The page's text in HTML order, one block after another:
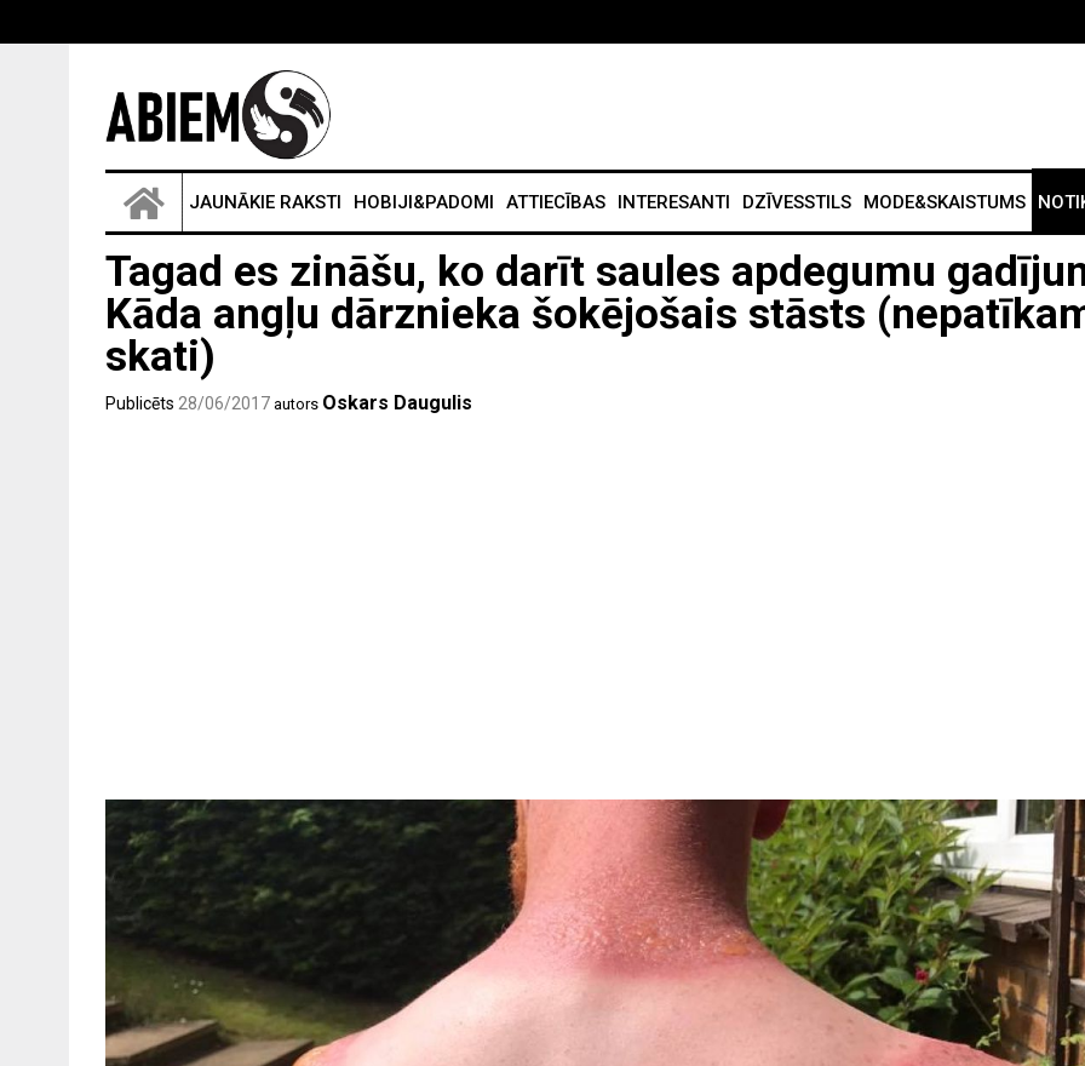
JAUNĀKIE RAKSTI HOBIJI&PADOMI ATTIECĪBAS INTERESANTI DZĪVESSTILS MODE&SKAISTUMS
Tagad es zināšu, ko darīt saules apdegumu
Kāda angļu dārznieka šokējošais stāsts
skati)
Publicēts 28/06/2017 autors Oskars Daugulis